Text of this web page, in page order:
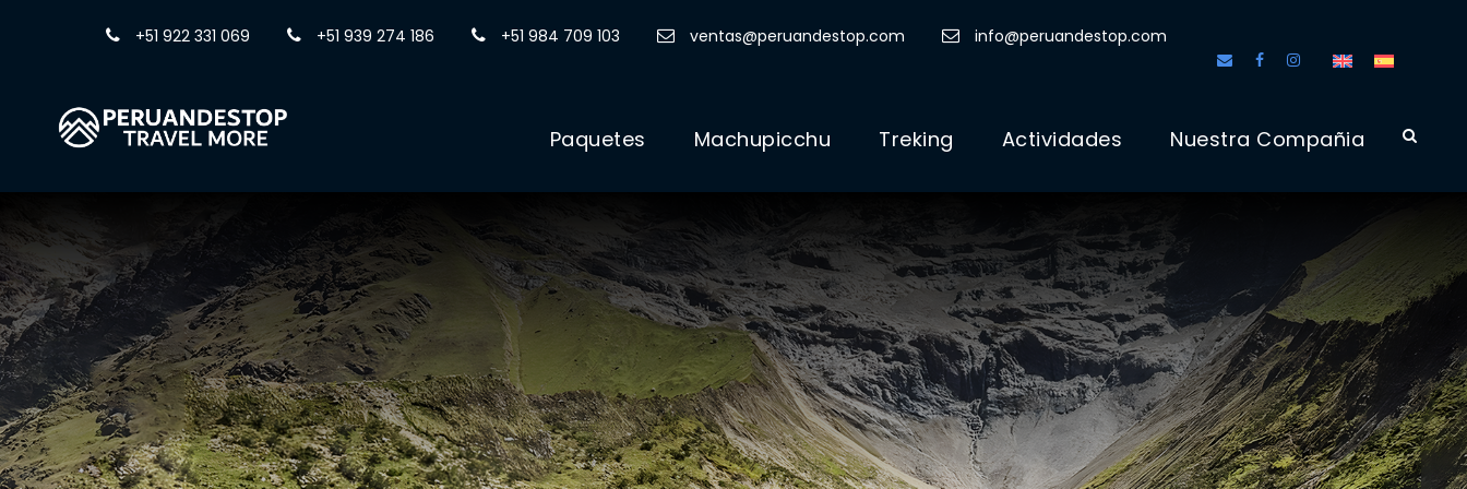
+51 922 331 069 +51 939 274 186 +51 984 709 103 ventas@peruandestop.com info@peruandestop.com
Paquetes Machupicchu Treking Actividades Nuestra Compañia